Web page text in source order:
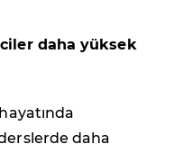
daha yüksek
daha